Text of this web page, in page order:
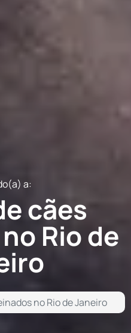
a:
cães
Rio de
no Rio de Janeiro